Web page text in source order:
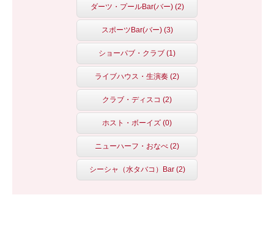
ダーツ・プールBar(バー) (2)
スポーツBar(バー) (3)
ショーパブ・クラブ (1)
ライブハウス・生演奏 (2)
クラブ・ディスコ (2)
ホスト・ボーイズ (0)
ニューハーフ・おなべ (2)
シーシャ（水タバコ）Bar (2)